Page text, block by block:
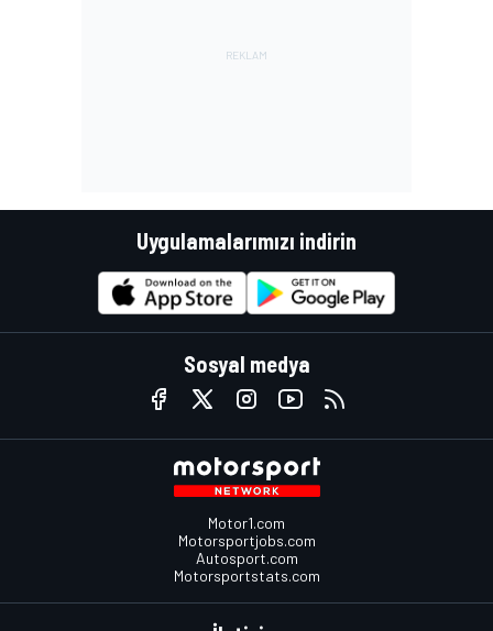
Uygulamalarımızı indirin
Sosyal medya
Motor1.com
Motorsportjobs.com
Autosport.com
Motorsportstats.com